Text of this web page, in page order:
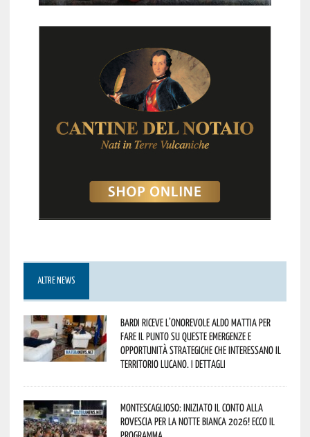
ALTRE NEWS
Bardi riceve l’onorevole Aldo Mattia per
fare il punto su queste emergenze e
opportunità strategiche che interessano il
territorio lucano. I dettagli
Montescaglioso: iniziato il conto alla
rovescia per la Notte Bianca 2026! Ecco il